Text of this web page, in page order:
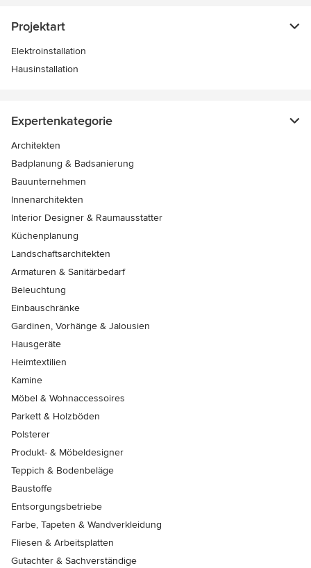
Projektart
Elektroinstallation
Hausinstallation
Expertenkategorie
Architekten
Badplanung & Badsanierung
Bauunternehmen
Innenarchitekten
Interior Designer & Raumausstatter
Küchenplanung
Landschaftsarchitekten
Armaturen & Sanitärbedarf
Beleuchtung
Einbauschränke
Gardinen, Vorhänge & Jalousien
Hausgeräte
Heimtextilien
Kamine
Möbel & Wohnaccessoires
Parkett & Holzböden
Polsterer
Produkt- & Möbeldesigner
Teppich & Bodenbeläge
Baustoffe
Entsorgungsbetriebe
Farbe, Tapeten & Wandverkleidung
Fliesen & Arbeitsplatten
Gutachter & Sachverständige